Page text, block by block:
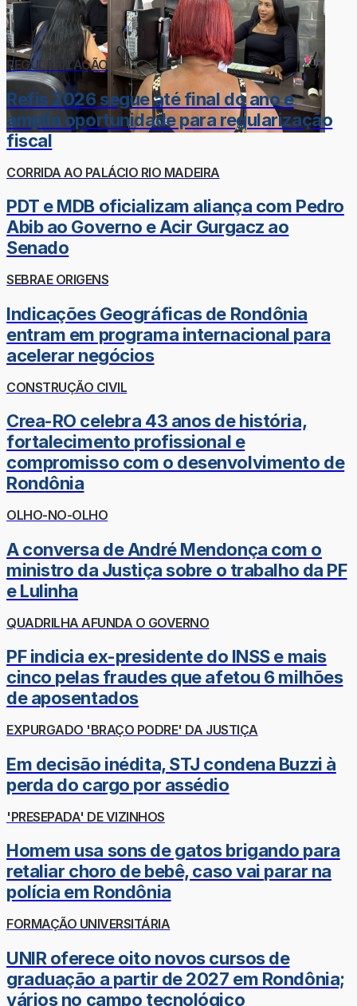
REGULARIZAÇÃO
Refis 2026 segue até final do ano e
amplia oportunidade para regularização
fiscal
CORRIDA AO PALÁCIO RIO MADEIRA
PDT e MDB oficializam aliança com Pedro
Abib ao Governo e Acir Gurgacz ao
Senado
SEBRAE ORIGENS
Indicações Geográficas de Rondônia
entram em programa internacional para
acelerar negócios
CONSTRUÇÃO CIVIL
Crea-RO celebra 43 anos de história,
fortalecimento profissional e
compromisso com o desenvolvimento de
Rondônia
OLHO-NO-OLHO
A conversa de André Mendonça com o
ministro da Justiça sobre o trabalho da PF
e Lulinha
QUADRILHA AFUNDA O GOVERNO
PF indicia ex-presidente do INSS e mais
cinco pelas fraudes que afetou 6 milhões
de aposentados
EXPURGADO 'BRAÇO PODRE' DA JUSTIÇA
Em decisão inédita, STJ condena Buzzi à
perda do cargo por assédio
'PRESEPADA' DE VIZINHOS
Homem usa sons de gatos brigando para
retaliar choro de bebê, caso vai parar na
polícia em Rondônia
FORMAÇÃO UNIVERSITÁRIA
UNIR oferece oito novos cursos de
graduação a partir de 2027 em Rondônia;
vários no campo tecnológico